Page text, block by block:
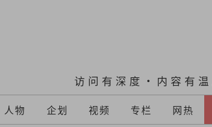
访问有深度·内容有温
人物 企划 视频 专栏 网热